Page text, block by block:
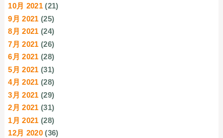
10月 2021 (21)
9月 2021 (25)
8月 2021 (24)
7月 2021 (26)
6月 2021 (28)
5月 2021 (31)
4月 2021 (28)
3月 2021 (29)
2月 2021 (31)
1月 2021 (28)
12月 2020 (36)